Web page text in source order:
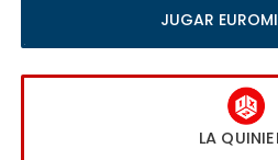
JUGAR
LA